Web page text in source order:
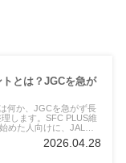
とは？JGCを急が
何か、JGCを急がず長
します。SFC PLUS維
めた人向けに、JAL
・生活側の見直し方を
2026.04.28